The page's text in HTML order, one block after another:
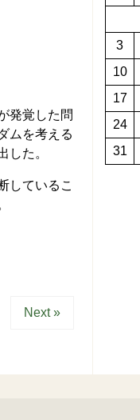
発覚した問
ムを考える
した。
しているこ
Next »
3
10
17
24
31